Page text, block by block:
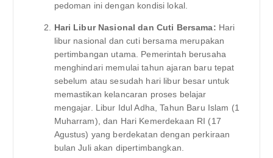
pedoman ini dengan kondisi lokal.
Hari Libur Nasional dan Cuti Bersama: Hari
libur nasional dan cuti bersama merupakan
pertimbangan utama. Pemerintah berusaha
menghindari memulai tahun ajaran baru tepat
sebelum atau sesudah hari libur besar untuk
memastikan kelancaran proses belajar
mengajar. Libur Idul Adha, Tahun Baru Islam (1
Muharram), dan Hari Kemerdekaan RI (17
Agustus) yang berdekatan dengan perkiraan
bulan Juli akan dipertimbangkan.